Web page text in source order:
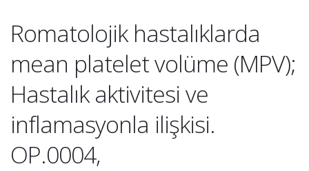
Romatolojik hastalıklarda
mean platelet volüme (MPV);
Hastalık aktivitesi ve
inflamasyonla ilişkisi.
OP.0004,